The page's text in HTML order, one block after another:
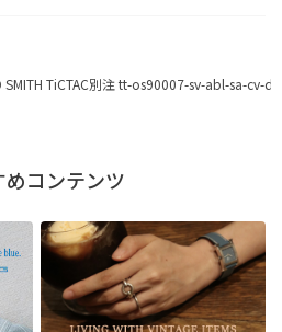
SMITH TiCTAC別注 tt-os90007-sv-abl-sa-cv-
めコンテンツ